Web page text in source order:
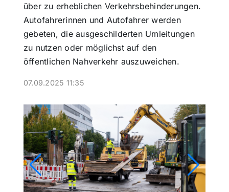
über zu erheblichen Verkehrsbehinderungen.
Autofahrerinnen und Autofahrer werden
gebeten, die ausgeschilderten Umleitungen
zu nutzen oder möglichst auf den
öffentlichen Nahverkehr auszuweichen.
07.09.2025 11:35